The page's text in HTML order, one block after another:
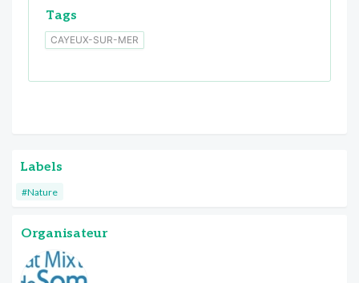
Tags
CAYEUX-SUR-MER
Labels
#Nature
Organisateur